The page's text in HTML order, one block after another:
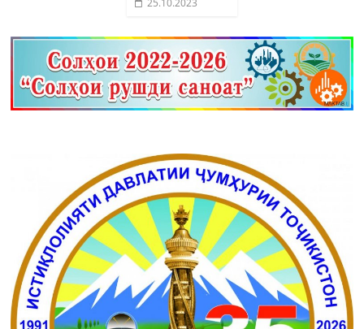
25.10.2023